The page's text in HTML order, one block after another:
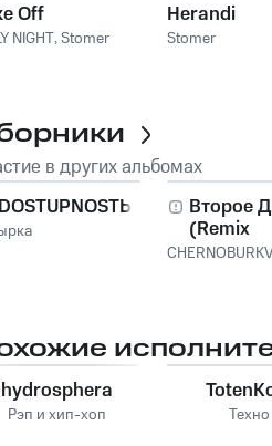
Off
NIGHT,Stomer
Herandi
Stomer
в других альбомах
Второе
(Remix
hydrosphera
Рэп и хип-хоп Техно